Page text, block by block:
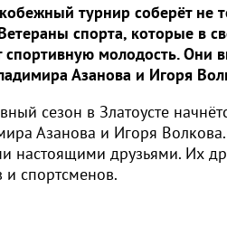
турнир соберёт не
спорта, которые в
спортивную молодость. Они
Азанова и Игоря
сезон в Златоусте
Азанова и Игоря
настоящими друзьями. Их
и спортсменов.